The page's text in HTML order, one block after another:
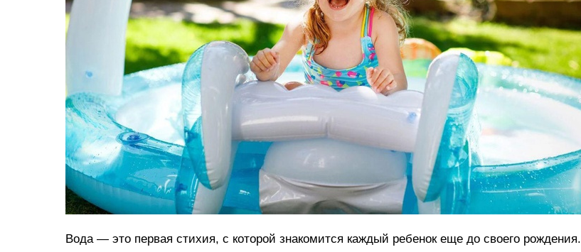
Вода — это первая стихия, с которой знакомится каждый ребенок еще до своего рождения.